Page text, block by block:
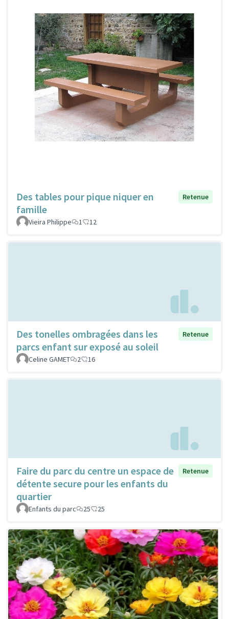
Des tables pour pique niquer en
famille
Retenue
Vieira Philippe 1 12
Des tonelles ombragées dans les
parcs enfant sur exposé au soleil
Retenue
Celine GAMET 2 16
Faire du parc du centre un espace de
détente secure pour les enfants du
quartier
Retenue
Enfants du parc 25 25